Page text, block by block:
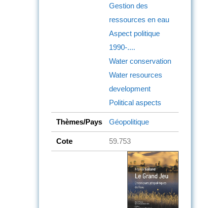
Gestion des
ressources en eau
Aspect politique
1990-....
Water conservation
Water resources
development
Political aspects
Thèmes/Pays Géopolitique
Cote 59.753